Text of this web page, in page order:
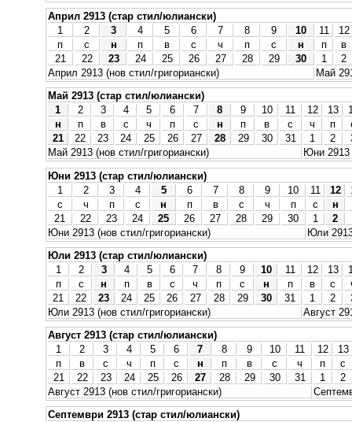
Април 2913 (стар стил/юлиански)
1
2 3 4 5 6 7 8 9 10 11
12
п
с н п в с ч п с н п
в
21
22 23 24 25 26 27 28 29 30 1
2
Април 2913 (нов стил/григориански)
Май
Май 2913 (стар стил/юлиански)
1
2 3 4 5 6 7 8 9 10 11 12 13
н
п в с ч п с н п в с ч п
21
22 23 24 25 26 27 28 29 30 31 1 2
Май 2913 (нов стил/григориански)
Юни 2913
Юни 2913 (стар стил/юлиански)
1
2 3 4 5 6 7 8 9 10 11 12
с
ч п с н п в с ч п с
н
21
22 23 24 25 26 27 28 29 30 1
2
Юни 2913 (нов стил/григориански)
Юли
Юли 2913 (стар стил/юлиански)
1
2 3 4 5 6 7 8 9 10 11 12 13
п
с н п в с ч п с н п в с
21
22 23 24 25 26 27 28 29 30 31 1 2
Юли 2913 (нов стил/григориански)
Август
Август 2913 (стар стил/юлиански)
1
2 3 4 5 6 7 8 9 10 11 12
13
п
в с ч п с н п в с ч п
с
21
22 23 24 25 26 27 28 29 30 31 1
2
Август 2913 (нов стил/григориански)
Септември 2913 (стар стил/юлиански)